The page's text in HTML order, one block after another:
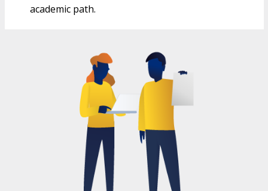
academic path.
RECURSOS COMUNITARIOS DEL
CENTRO SOL